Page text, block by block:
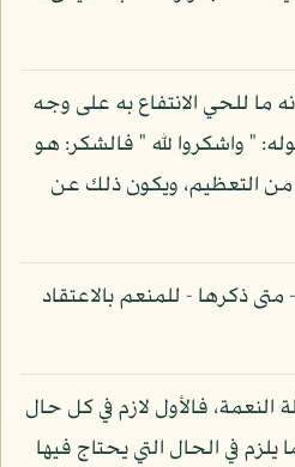
ما للحي الانتفاع به على وجه
" واشكروا لله " فالشكر: هو
من التعظيم، ويكون ذلك عن
ذكرها - للمنعم بالاعتقاد
فالأول لازم في كل حال
يلزم في الحال التي يحتاج فيها